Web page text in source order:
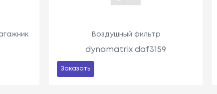
Воздушный фильтр
dynamatrix daf3159
Заказать